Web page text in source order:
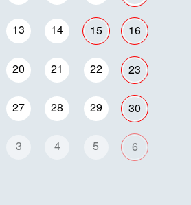
13 14 15 16
20 21 22 23
27 28 29 30
3 4 5 6